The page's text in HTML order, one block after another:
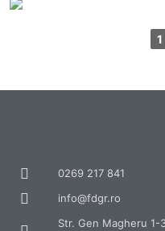
1
0269 217 841
info@fdgr.ro
Str. Gen Magheru 1-